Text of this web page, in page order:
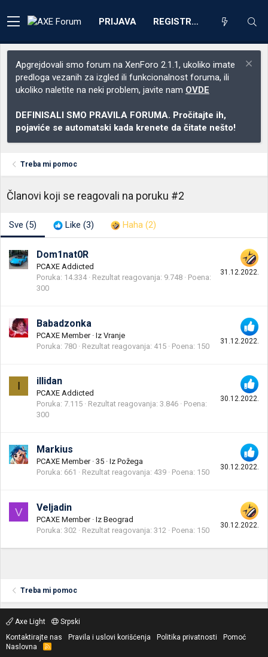
PRIJAVA REGISTRACIJA
Apgrejdovali smo forum na XenForo 2.1.1, ukoliko imate
predloga vezanih za izgled ili funkcionalnost foruma, ili
ukoliko naletite na neki problem, javite nam OVDE
DEFINISALI SMO PRAVILA FORUMA. Pročitajte ih,
pojaviće se automatski kada krenete da čitate nešto!
Treba mi pomoc
Članovi koji se reagovali na poruku #2
Sve (5) Like (3) Haha (2)
31.12.2022.
Dom1nat0R
PCAXE Addicted
Poruka 14.334 Rezultat reagovanja 9.748
Poena
300
31.12.2022.
Babadzonka
PCAXE Member · Iz Vranje
Poruka 780 Rezultat reagovanja 415 Poena 150
I
30.12.2022.
illidan
PCAXE Addicted
Poruka 7.115 Rezultat reagovanja 3.846
Poena
300
30.12.2022.
Markius
PCAXE Member · 35 · Iz Požega
Poruka 661 Rezultat reagovanja 439 Poena 150
V
30.12.2022.
Veljadin
PCAXE Member · Iz Beograd
Poruka 302 Rezultat reagovanja 312 Poena 150
Treba mi pomoc
Axe Light
Srpski
Kontaktirajte nas
Pravila i uslovi korišćenja Politika privatnosti
Pomoć
Naslovna
R